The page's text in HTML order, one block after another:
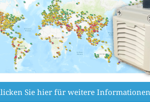
Sie hier für weitere Informationen